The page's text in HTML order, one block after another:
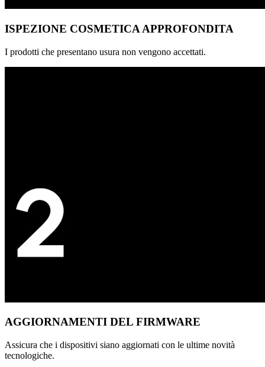
ISPEZIONE COSMETICA APPROFONDITA
I prodotti che presentano usura non vengono accettati.
AGGIORNAMENTI DEL FIRMWARE
Assicura che i dispositivi siano aggiornati con le ultime novità
tecnologiche.